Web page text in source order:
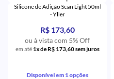
Silicone de Adição Scan Light 50ml
- Yller
R$ 173,60
ou à vista com 5% Off
em até 1x de R$ 173,60 sem juros
Disponível em 1 opções